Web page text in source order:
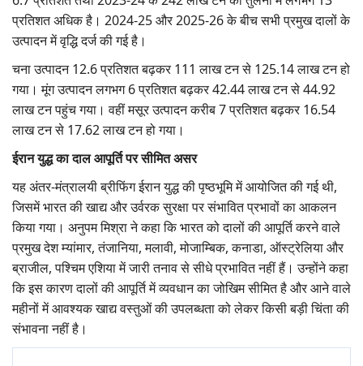
प्रतिशत अधिक है। 2024-25 और 2025-26 के बीच सभी प्रमुख दालों के
उत्पादन में वृद्धि दर्ज की गई है।
चना उत्पादन 12.6 प्रतिशत बढ़कर 111 लाख टन से 125.14 लाख टन हो
गया। मूंग उत्पादन लगभग 6 प्रतिशत बढ़कर 42.44 लाख टन से 44.92
लाख टन पहुंच गया। वहीं मसूर उत्पादन करीब 7 प्रतिशत बढ़कर 16.54
लाख टन से 17.62 लाख टन हो गया।
ईरान युद्ध का दाल आपूर्ति पर सीमित असर
यह अंतर-मंत्रालयी ब्रीफिंग ईरान युद्ध की पृष्ठभूमि में आयोजित की गई थी,
जिसमें भारत की खाद्य और उर्वरक सुरक्षा पर संभावित प्रभावों का आकलन
किया गया। अनुपम मिश्रा ने कहा कि भारत को दालों की आपूर्ति करने वाले
प्रमुख देश म्यांमार, तंजानिया, मलावी, मोजाम्बिक, कनाडा, ऑस्ट्रेलिया और
ब्राजील, पश्चिम एशिया में जारी तनाव से सीधे प्रभावित नहीं हैं। उन्होंने कहा
कि इस कारण दालों की आपूर्ति में व्यवधान का जोखिम सीमित है और आने वाले
महीनों में आवश्यक खाद्य वस्तुओं की उपलब्धता को लेकर किसी बड़ी चिंता की
संभावना नहीं है।